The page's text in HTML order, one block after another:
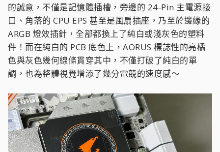
的誠意，不僅是記憶體插槽，旁邊的 24-Pin 主電源接
口、角落的 CPU EPS 甚至是風扇插座，乃至於邊緣的
ARGB 燈效插針，全部都換上了純白或淺灰色的塑料
件！而在純白的 PCB 底色上，AORUS 標誌性的亮橘
色與灰色幾何線條貫穿其中，不僅打破了純白的單
調，也為整體視覺增添了幾分電競的速度感～